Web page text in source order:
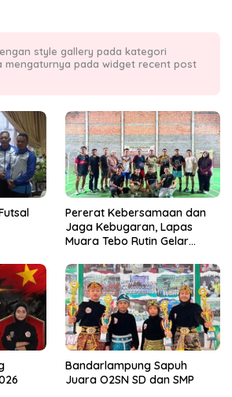
style gallery pada kategori
mengaturnya pada widget recent post
Pererat Kebersamaan dan
Jaga Kebugaran, Lapas
Muara Tebo Rutin Gelar
Bandarlampung Sapuh
Juara O2SN SD dan SMP